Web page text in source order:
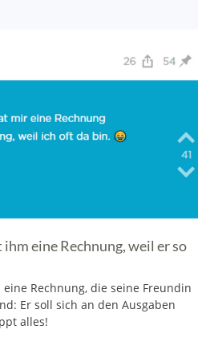
eine Rechnung, weil er so
Rechnung, die seine Freundin
Er soll sich an den Ausgaben
alles!